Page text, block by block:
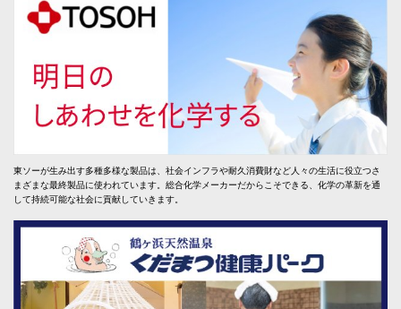
東ソーが生み出す多種多様な製品は、社会インフラや耐久消費財など人々の生活に役立つさ
まざまな最終製品に使われています。総合化学メーカーだからこそできる、化学の革新を通
して持続可能な社会に貢献していきます。